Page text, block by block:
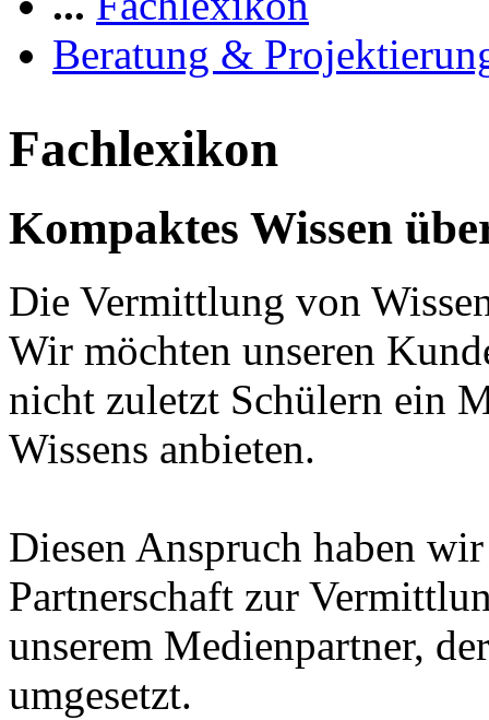
Beratung &
Fachlexikon
Kompaktes Wissen
Die Vermittlung von
Wir möchten unseren
nicht zuletzt Schülern ein
Wissens anbieten.
Diesen Anspruch haben
Partnerschaft zur
unserem Medienpartner,
umgesetzt.